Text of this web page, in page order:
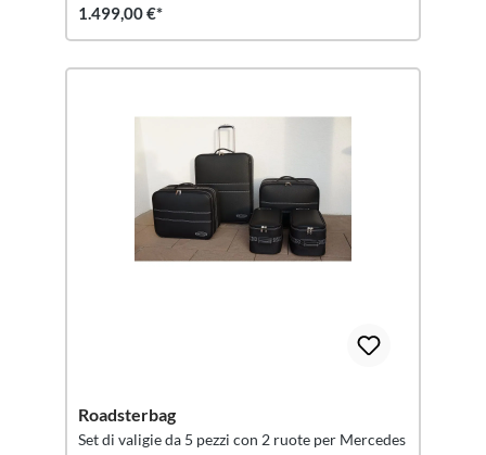
1.499,00 €*
Roadsterbag
Set di valigie da 5 pezzi con 2 ruote per Mercedes